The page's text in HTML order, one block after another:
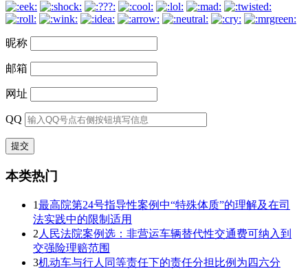
昵称
邮箱
网址
QQ
本类热门
1最高院第24号指导性案例中“特殊体质”的理解及在司
法实践中的限制适用
2 人民法院案例选：非营运车辆替代性交通费可纳入到
交强险理赔范围
3机动车与行人同等责任下的责任分担比例为四六分